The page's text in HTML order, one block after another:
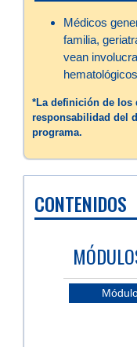
Médicos
familia,
vean
*La definición de los
responsabilidad del
programa.
CONTENIDOS